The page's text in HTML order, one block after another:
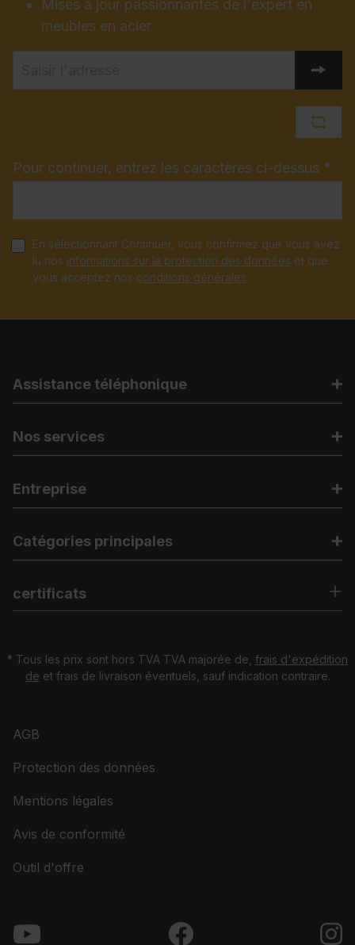
Mises à jour passionnantes de l'expert en
meubles en acier.
Pour continuer, entrez les caractères ci-dessus *
En sélectionnant Continuer, vous confirmez que vous avez
lu nos informations sur la protection des données et que
vous acceptez nos conditions générales.
Assistance téléphonique
Nos services
Entreprise
Catégories principales
certificats
* Tous les prix sont hors TVA TVA majorée de, frais d'expédition
de et frais de livraison éventuels, sauf indication contraire.
AGB
Protection des données
Mentions légales
Avis de conformité
Outil d'offre